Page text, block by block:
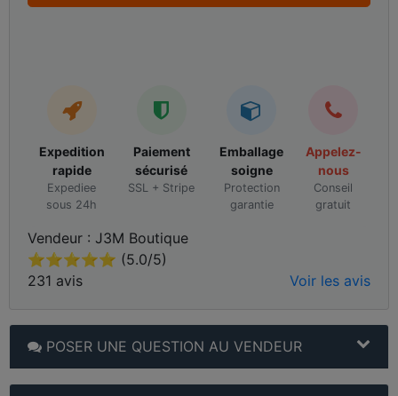
Expedition
rapide
Expediee
sous 24h
Paiement
sécurisé
SSL + Stripe
Emballage
soigne
Protection
garantie
Appelez-
nous
Conseil
gratuit
Vendeur : J3M Boutique
⭐⭐⭐⭐⭐ (5.0/5)
231 avis
Voir les avis
POSER UNE QUESTION AU VENDEUR